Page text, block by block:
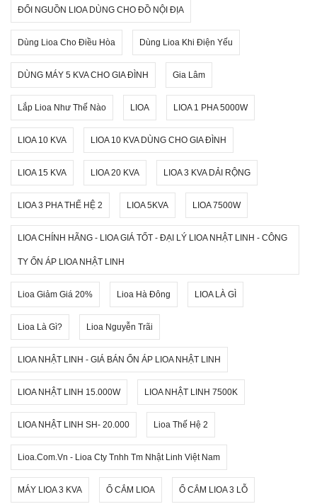
ĐỔI NGUỒN LIOA DÙNG CHO ĐỒ NỘI ĐỊA
Dùng Lioa Cho Điều Hòa Dùng Lioa Khi Điện Yếu
DÙNG MÁY 5 KVA CHO GIA ĐÌNH Gia Lâm
Lắp Lioa Như Thế Nào LIOA LIOA 1 PHA 5000W
LIOA 10 KVA LIOA 10 KVA DÙNG CHO GIA ĐÌNH
LIOA 15 KVA LIOA 20 KVA LIOA 3 KVA DẢI RỘNG
LIOA 3 PHA THẾ HỆ 2 LIOA 5KVA LIOA 7500W
LIOA CHÍNH HÃNG - LIOA GIÁ TỐT - ĐẠI LÝ LIOA NHẬT LINH - CÔNG
TY ỔN ÁP LIOA NHẬT LINH
Lioa Giảm Giá 20% Lioa Hà Đông LIOA LÀ GÌ
Lioa Là Gì? Lioa Nguyễn Trãi
LIOA NHẬT LINH - GIÁ BÁN ỔN ÁP LIOA NHẬT LINH
LIOA NHẬT LINH 15.000W LIOA NHẬT LINH 7500K
LIOA NHẬT LINH SH- 20.000 Lioa Thế Hệ 2
Lioa.com.vn - Lioa Cty Tnhh Tm Nhật Linh Việt Nam
MÁY LIOA 3 KVA Ổ CẮM LIOA Ổ CẮM LIOA 3 LỖ